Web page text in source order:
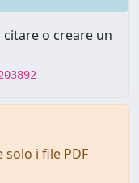
o creare un
solo i file PDF